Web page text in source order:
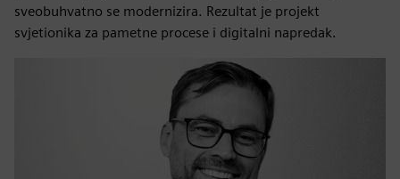
sveobuhvatno se modernizira. Rezultat je projekt
svjetionika za pametne procese i digitalni napredak.